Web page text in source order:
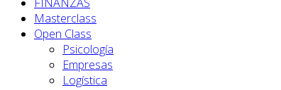
Masterclass
Open Class
Psicología
Empresas
Logística